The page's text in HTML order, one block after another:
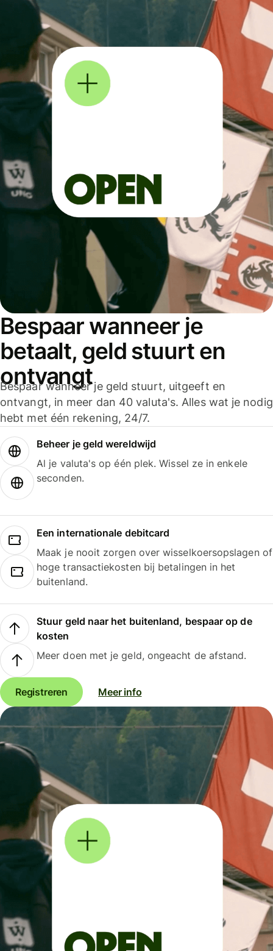
Bespaar wanneer je
betaalt, geld stuurt en
ontvangt
Bespaar wanneer je geld stuurt, uitgeeft en
ontvangt, in meer dan 40 valuta's. Alles wat je nodig
hebt met één rekening, 24/7.
Beheer je geld wereldwijd
Al je valuta's op één plek. Wissel ze in enkele
seconden.
Een internationale debitcard
Maak je nooit zorgen over wisselkoersopslagen of
hoge transactiekosten bij betalingen in het
buitenland.
Stuur geld naar het buitenland, bespaar op de
kosten
Meer doen met je geld, ongeacht de afstand.
Registreren Meer info